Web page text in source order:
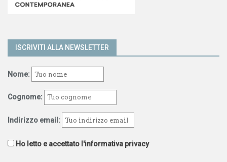
ISCRIVITI ALLA NEWSLETTER
Nome:
Cognome:
Indirizzo email:
Ho letto e accettato l'informativa privacy